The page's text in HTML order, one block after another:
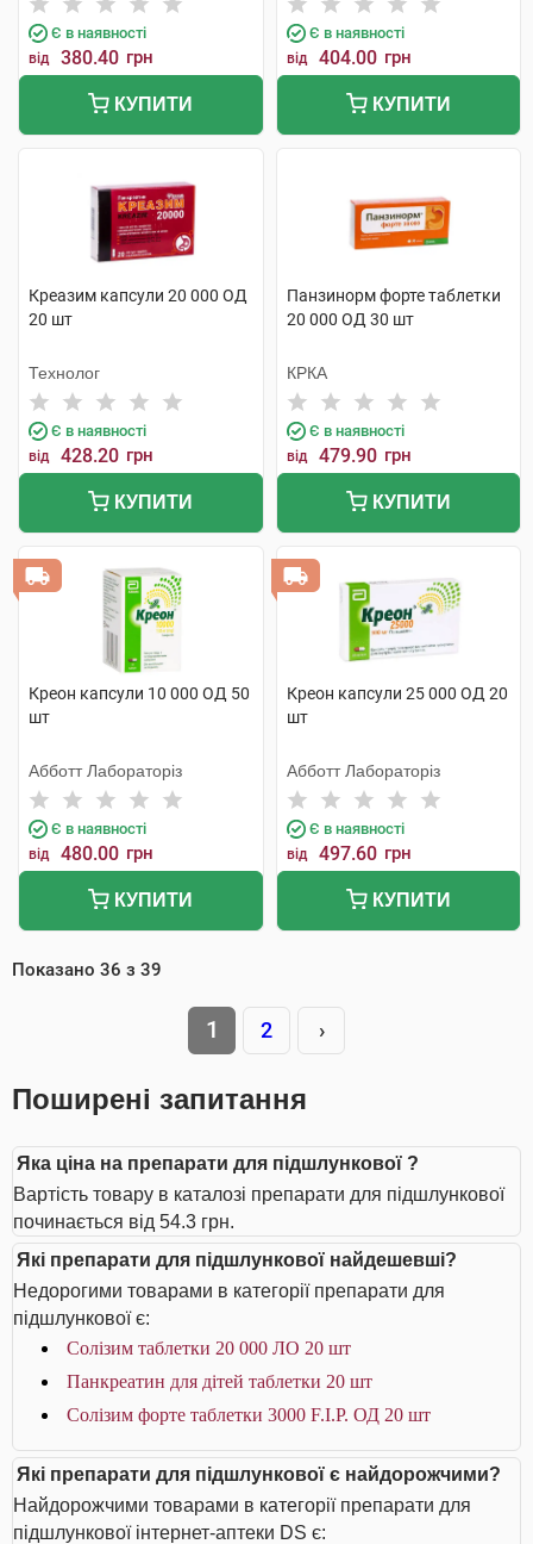
Є в наявності
від 380.40 грн
КУПИТИ
Є в наявності
від 404.00 грн
КУПИТИ
Креазим капсули 20 000 ОД
20 шт
Технолог
Є в наявності
від 428.20 грн
КУПИТИ
Панзинорм форте таблетки
20 000 ОД 30 шт
КРКА
Є в наявності
від 479.90 грн
КУПИТИ
Креон капсули 10 000 ОД 50
шт
Абботт Лабораторіз
Є в наявності
від 480.00 грн
КУПИТИ
Креон капсули 25 000 ОД 20
шт
Абботт Лабораторіз
Є в наявності
від 497.60 грн
КУПИТИ
Показано 36 з 39
1 2 ›
Поширені запитання
Яка ціна на препарати для підшлункової ?
Вартість товару в каталозі препарати для підшлункової
починається від 54.3 грн.
Які препарати для підшлункової найдешевші?
Недорогими товарами в категорії препарати для
підшлункової є:
Солізим таблетки 20 000 ЛО 20 шт
Панкреатин для дітей таблетки 20 шт
Солізим форте таблетки 3000 F.I.P. ОД 20 шт
Які препарати для підшлункової є найдорожчими?
Найдорожчими товарами в категорії препарати для
підшлункової інтернет-аптеки DS є: